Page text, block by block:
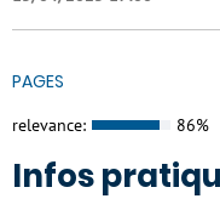
PAGES
relevance: 86%
Infos